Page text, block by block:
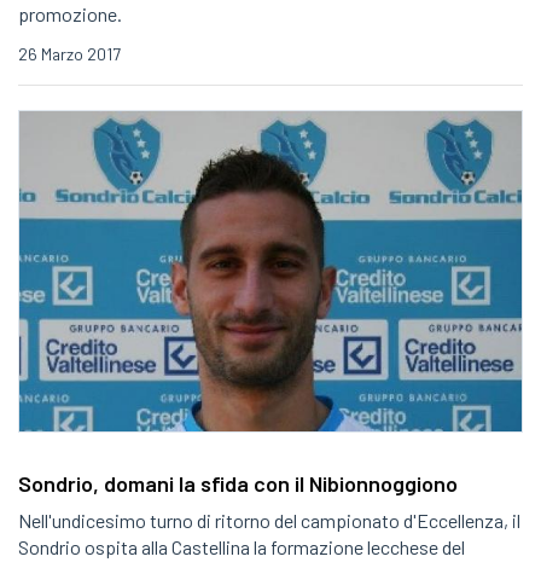
promozione.
26 Marzo 2017
Sondrio, domani la sfida con il Nibionnoggiono
Nell'undicesimo turno di ritorno del campionato d'Eccellenza, il
Sondrio ospita alla Castellina la formazione lecchese del